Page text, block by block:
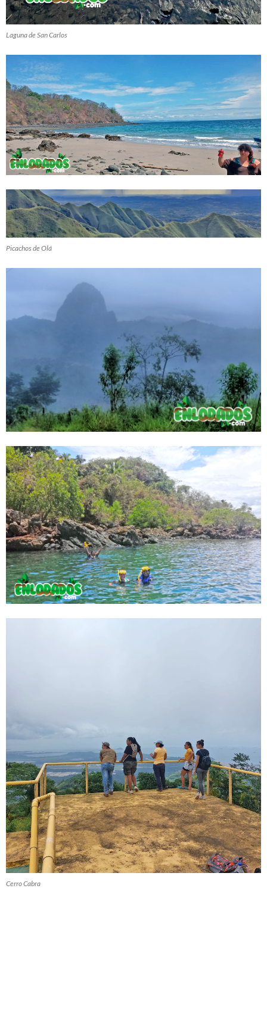
Laguna de San Carlos
Picachos de Olá
Cerro Cabra